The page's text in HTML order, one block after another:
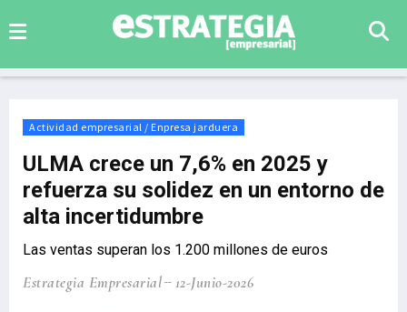
Actividad empresarial / Enpresa jarduera
ULMA crece un 7,6% en 2025 y
refuerza su solidez en un entorno de
alta incertidumbre
Las ventas superan los 1.200 millones de euros
Estrategia Empresarial 12-Junio-2026